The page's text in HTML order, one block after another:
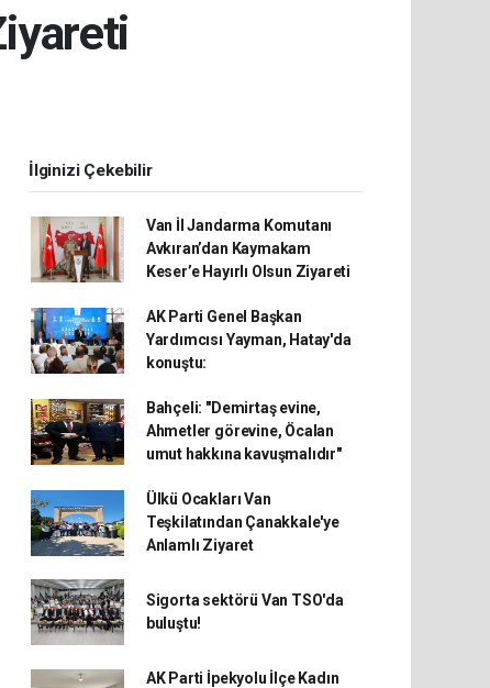
İlginizi Çekebilir
Van İl Jandarma Komutanı
Avkıran’dan Kaymakam
Keser’e Hayırlı Olsun Ziyareti
AK Parti Genel Başkan
Yardımcısı Yayman, Hatay'da
konuştu:
Bahçeli: "Demirtaş evine,
Ahmetler görevine, Öcalan
umut hakkına kavuşmalıdır"
Ülkü Ocakları Van
Teşkilatından Çanakkale'ye
Anlamlı Ziyaret
Sigorta sektörü Van TSO'da
buluştu!
AK Parti İpekyolu İlçe Kadın